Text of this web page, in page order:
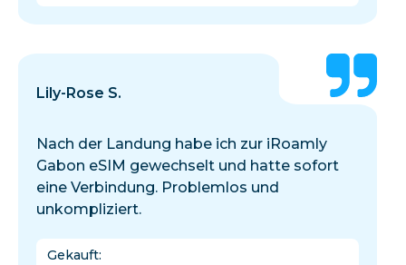
Lily-Rose S.
Nach der Landung habe ich zur iRoamly
Gabon eSIM gewechselt und hatte sofort
eine Verbindung. Problemlos und
unkompliziert.
Gekauft: